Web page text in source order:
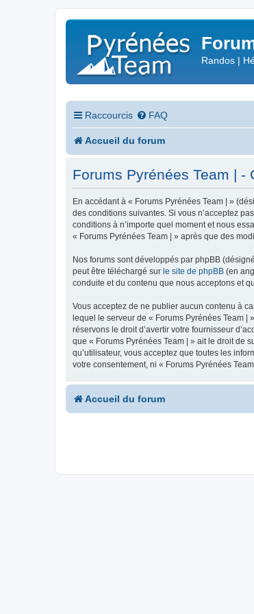
Randos |
Raccourcis FAQ
Accueil du forum
Forums Pyrénées Team | -
En accédant à « Forums Pyrénées Team | »
des conditions suivantes. Si vous n’acceptez
conditions à n’importe quel moment et nous
« Forums Pyrénées Team | » après que des
Nos forums sont développés par phpBB
peut être téléchargé sur le site de phpBB (en
conduite et du contenu que nous acceptons et
Vous acceptez de ne publier aucun contenu à
lequel le serveur de « Forums Pyrénées Team
réservons le droit d’avertir votre fournisseur
que « Forums Pyrénées Team | » ait le droit de
qu’utilisateur, vous acceptez que toutes les
votre consentement, ni « Forums Pyrénées
Accueil du forum